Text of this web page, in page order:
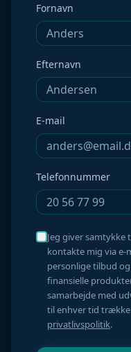
Fornavn
Efternavn
E-mail
Telefonnummer
Jeg giver samtykke
kontakte mig via e-
personlige tilbud
finansielle
samarbejde med
til enhver tid
privatlivspolitik.